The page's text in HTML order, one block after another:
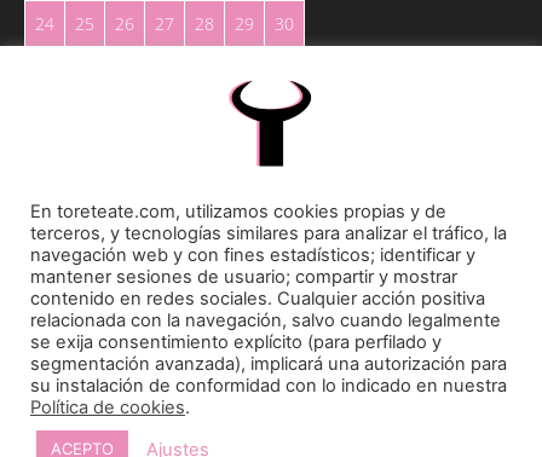
24
25 26 27 28 29
30
Toreteate Ⓒ 2023. Todos los derechos reservados
Diseñado por Welow Marketing
Prohibida la reproducción y utilización total o parcial, por cualquier medio, sin autorización
expresa por escrito.
En toreteate.com, utilizamos cookies propias y de
terceros, y tecnologías similares para analizar el tráfico, la
navegación web y con fines estadísticos; identificar y
mantener sesiones de usuario; compartir y mostrar
contenido en redes sociales. Cualquier acción positiva
relacionada con la navegación, salvo cuando legalmente
se exija consentimiento explícito (para perfilado y
segmentación avanzada), implicará una autorización para
su instalación de conformidad con lo indicado en nuestra
Política de cookies.
ACEPTO Ajustes